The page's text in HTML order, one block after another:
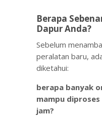
Berapa
Dapur Anda?
Sebelum
peralatan baru,
diketahui:
berapa banyak
mampu
jam?